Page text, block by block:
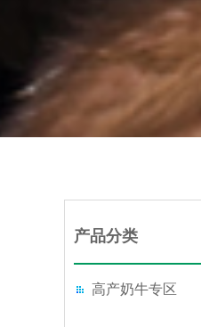
产品分类
高产奶牛专区